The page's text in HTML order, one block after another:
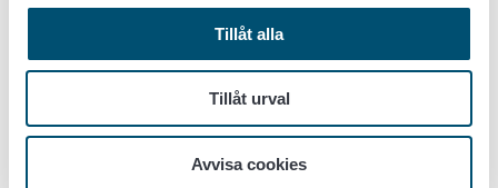
Tillåt alla
Tillåt urval
Avvisa cookies
ansökan. Om t.ex. inkomsterna och utgifterna som hör till
stödet för biodling inte framgår direkt av
skattedeklarationen, lämna dessutom in en kopia av dina
Kopia av beskattningsbeslutet för 2021 eller 2020,
av vilka framgår inkomsterna från din biodling